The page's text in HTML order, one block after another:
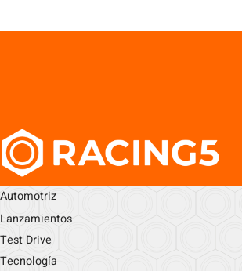
Automotriz
Lanzamientos
Test Drive
Tecnología